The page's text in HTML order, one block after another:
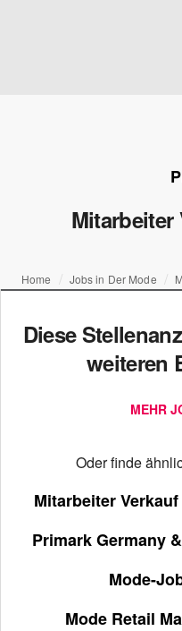
Mitarbeiter
Home Jobs in Der Mode
Diese
weiteren
MEHR
Oder finde
Mitarbeiter
Primark Germany
Mode-
Mode Retail